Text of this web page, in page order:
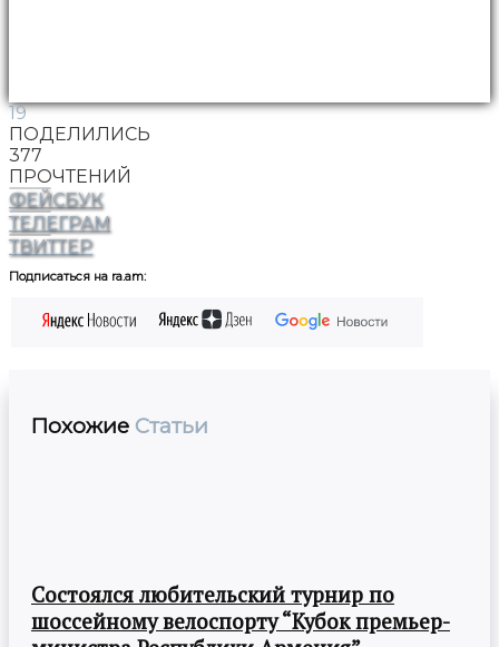
19
ПОДЕЛИЛИСЬ
377
ПРОЧТЕНИЙ
ФЕЙСБУК
ТЕЛЕГРАМ
ТВИТТЕР
Подписаться на ra.am:
Похожие Статьи
Состоялся любительский турнир по
шоссейному велоспорту “Кубок премьер-